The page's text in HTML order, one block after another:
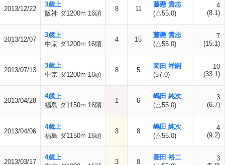
2013/12/22
3歳上
阪神 ダ1200m 16頭
8 11
藤懸 貴志
(△55.0)
4
(8.1)
2013/12/07
3歳上
中京 ダ1200m 16頭
4 15
藤懸 貴志
(△55.0)
7
(15.1)
2013/07/13
3歳上
中京 ダ1200m 16頭
8 5
岡田 祥嗣
(57.0)
10
(33.1)
2013/04/28
4歳上
福島 ダ1150m 16頭
1 6
嶋田 純次
(△55.0)
3
(6.7)
2013/04/06
4歳上
福島 ダ1150m 16頭
3 8
嶋田 純次
(△55.0)
4
(9.2)
2013/03/17
4歳上
3 8
菱田 裕二
3